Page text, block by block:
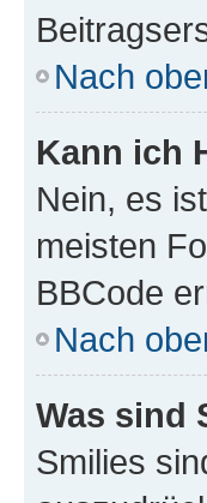
Nach
Kann ich
Nein, es
meisten
BBCode
Nach
Was sind
Smilies